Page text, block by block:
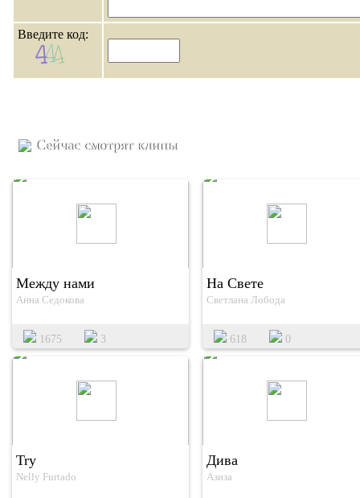
Введите код:
Сейчас смотрят клипы
Между нами
Анна Седокова
1675 3
На Свете
Светлана Лобода
618 0
Try
Nelly Furtado
Дива
Азиза